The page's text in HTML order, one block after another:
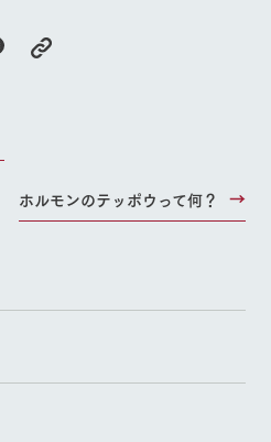
ホルモンのテッポウって何？